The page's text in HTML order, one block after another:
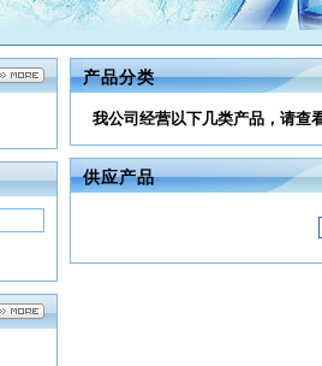
产品分类
我公司经营以下几类产品，请查
供应产品